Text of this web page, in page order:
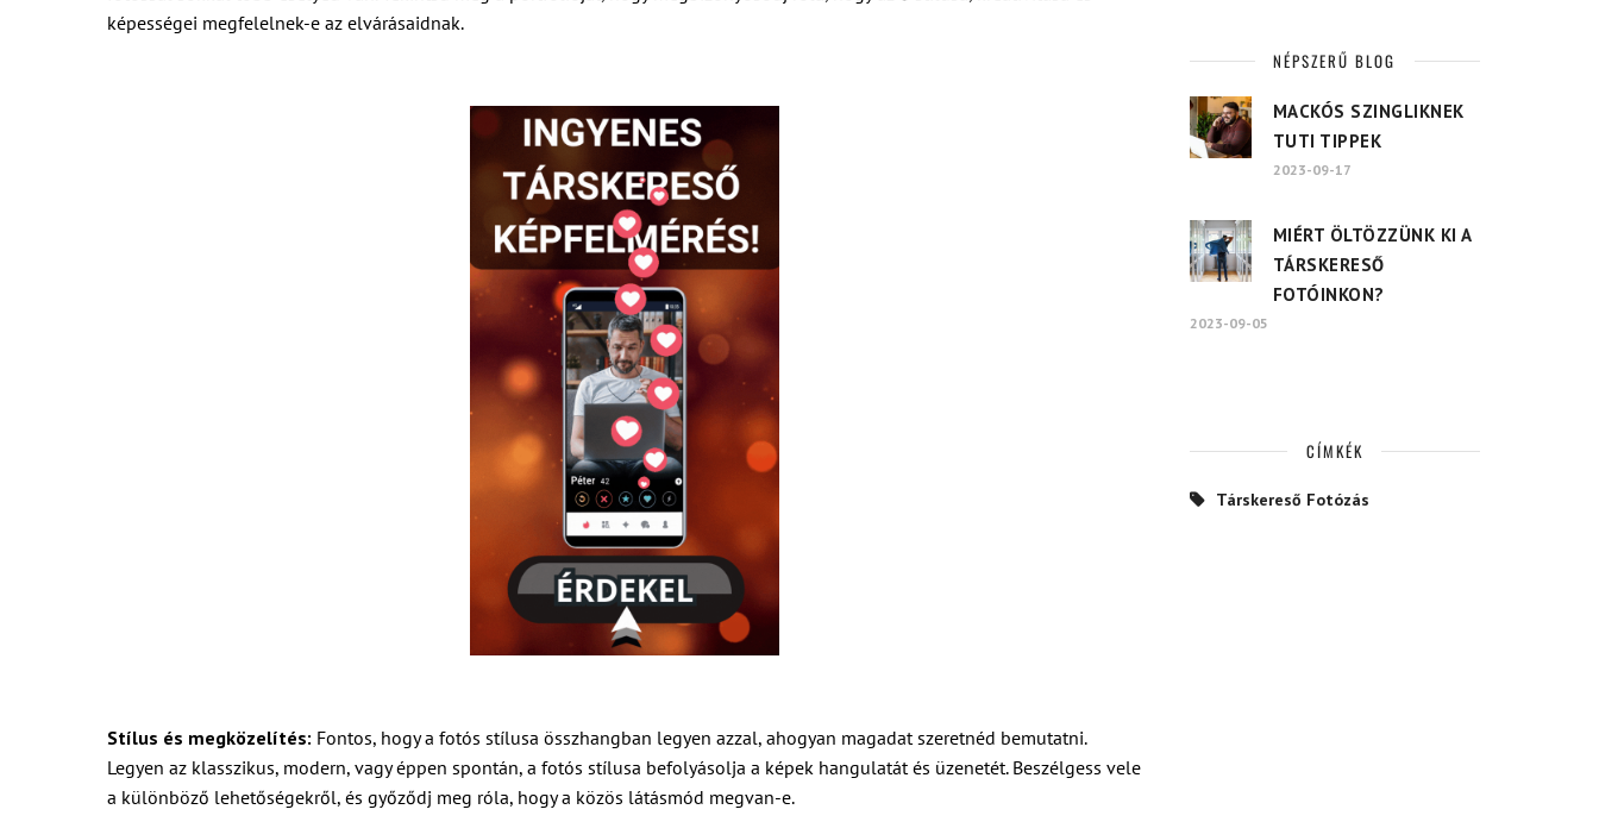
képességei megfelelnek-e az elvárásaidnak.
Stílus és megközelítés: Fontos, hogy a fotós stílusa összhangban legyen azzal, ahogyan magadat szeretnéd bemutatni.
Legyen az klasszikus, modern, vagy éppen spontán, a fotós stílusa befolyásolja a képek hangulatát és üzenetét. Beszélgess vele
a különböző lehetőségekről, és győződj meg róla, hogy a közös látásmód megvan-e.
NÉPSZERŰ BLOG
MACKÓS SZINGLIKNEK
TUTI TIPPEK
2023-09-17
MIÉRT ÖLTÖZZÜNK KI A
TÁRSKERESŐ
FOTÓINKON?
2023-09-05
CÍMKÉK
Társkereső Fotózás